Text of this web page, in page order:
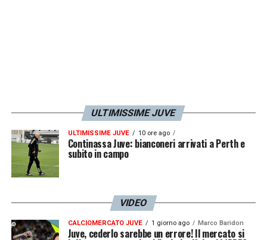
ULTIMISSIME JUVE
ULTIMISSIME JUVE 10 ore ago
Continassa Juve: bianconeri arrivati a Perth e
subito in campo
VIDEO
CALCIOMERCATO JUVE 1 giorno ago Marco Baridon
Juve, cederlo sarebbe un errore! Il mercato si